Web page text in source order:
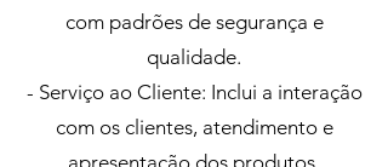
com padrões de segurança e
qualidade.
- Serviço ao Cliente: Inclui a interação
com os clientes, atendimento e
apresentação dos produtos.